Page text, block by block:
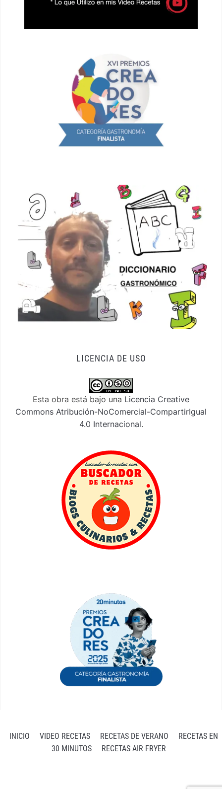
LICENCIA DE USO
Esta obra está bajo una Licencia Creative
Commons Atribución-NoComercial-CompartirIgual
4.0 Internacional.
INICIO VIDEO RECETAS RECETAS DE VERANO
RECETAS EN
30 MINUTOS
RECETAS AIR FRYER